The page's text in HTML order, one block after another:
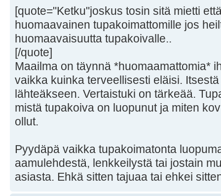
[quote="Ketku"joskus tosin sitä mietti
huomaavainen tupakoimattomille jos
huomaavaisuutta tupakoivalle..
[/quote]
Maailma on täynnä *huomaamattomia*
vaikka kuinka terveellisesti eläisi.
lähteäkseen. Vertaistuki on tärkeää.
mistä tupakoiva on luopunut ja miten
ollut.
Pyydäpä vaikka tupakoimatonta
aamulehdestä, lenkkeilystä tai jostain
asiasta. Ehkä sitten tajuaa tai ehkei